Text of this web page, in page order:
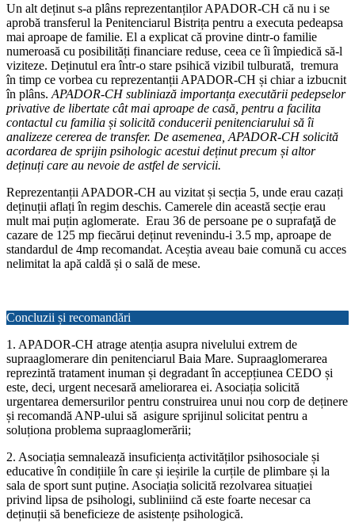
Un alt deținut s-a plâns reprezentanților APADOR-CH că nu i se
aprobă transferul la Penitenciarul Bistrița pentru a executa pedeapsa
mai aproape de familie. El a explicat că provine dintr-o familie
numeroasă cu posibilități financiare reduse, ceea ce îi împiedică să-l
viziteze. Deținutul era într-o stare psihică vizibil tulburată, tremura
în timp ce vorbea cu reprezentanții APADOR-CH și chiar a izbucnit
în plâns. APADOR-CH subliniază importanța executării pedepselor
privative de libertate cât mai aproape de casă, pentru a facilita
contactul cu familia și solicită conducerii penitenciarului să îi
analizeze cererea de transfer. De asemenea, APADOR-CH solicită
acordarea de sprijin psihologic acestui deținut precum și altor
deținuți care au nevoie de astfel de servicii.
Reprezentanții APADOR-CH au vizitat și secția 5, unde erau cazați
deținuții aflați în regim deschis. Camerele din această secție erau
mult mai puțin aglomerate. Erau 36 de persoane pe o suprafaţă de
cazare de 125 mp fiecărui deținut revenindu-i 3.5 mp, aproape de
standardul de 4mp recomandat. Aceștia aveau baie comună cu acces
nelimitat la apă caldă și o sală de mese.
Concluzii și recomandări
1. APADOR-CH atrage atenția asupra nivelului extrem de
supraaglomerare din penitenciarul Baia Mare. Supraaglomerarea
reprezintă tratament inuman și degradant în accepțiunea CEDO și
este, deci, urgent necesară ameliorarea ei. Asociația solicită
urgentarea demersurilor pentru construirea unui nou corp de deținere
și recomandă ANP-ului să asigure sprijinul solicitat pentru a
soluționa problema supraaglomerării;
2. Asociația semnalează insuficiența activităților psihosociale și
educative în condițiile în care și ieșirile la curțile de plimbare și la
sala de sport sunt puține. Asociația solicită rezolvarea situației
privind lipsa de psihologi, subliniind că este foarte necesar ca
deținuții să beneficieze de asistențe psihologică.